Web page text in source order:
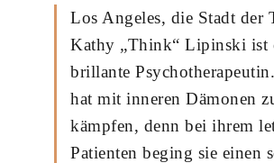
Los Angeles, die Stadt der
Kathy „Think“ Lipinski ist
brillante
hat mit inneren Dämonen
kämpfen, denn bei ihrem
Patienten beging sie einen